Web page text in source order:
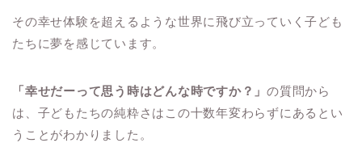
その幸せ体験を超えるような世界に飛び立っていく子ども
たちに夢を感じています。
「幸せだーって思う時はどんな時ですか？」の質問から
は、子どもたちの純粋さはこの十数年変わらずにあるとい
うことがわかりました。